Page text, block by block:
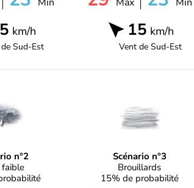
km/h
deSud-Est
15 km/h
Vent deSud-Est
n°2
faible
Scénario n°3
Brouillards
15% de probabilité